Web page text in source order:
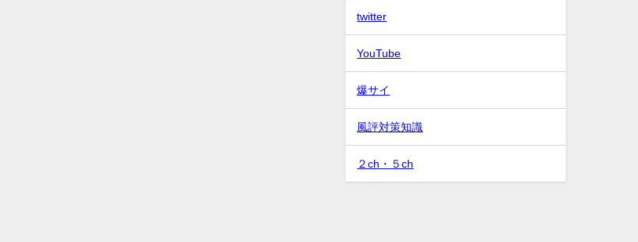
twitter
YouTube
爆サイ
風評対策知識
２ch・５ch